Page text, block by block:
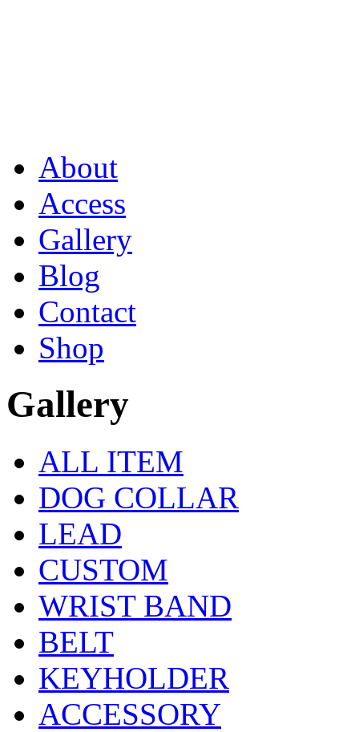
About
Access
Gallery
Blog
Contact
Shop
Gallery
ALL ITEM
DOG COLLAR
LEAD
CUSTOM
WRIST BAND
BELT
KEYHOLDER
ACCESSORY